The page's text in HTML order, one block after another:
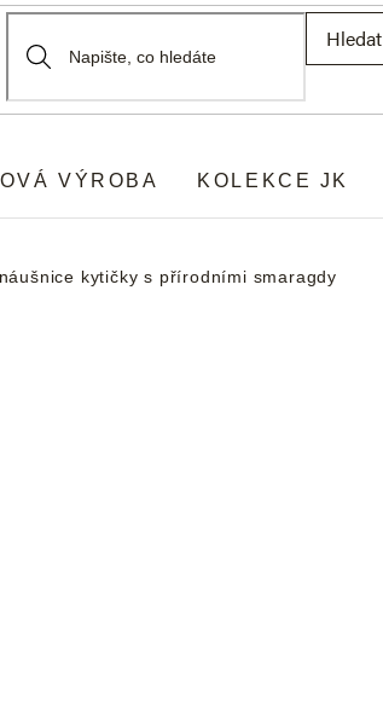
Hledat
VÝROBA KOLEKCE JK
kytičky s přírodními smaragdy